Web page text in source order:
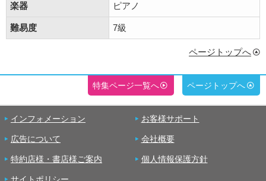
楽器 ピアノ
難易度 7級
ページトップへ
特集ページ一覧へ ページトップへ
インフォメーション お客様サポート
広告について 会社概要
特約店様・書店様ご案内 個人情報保護方針